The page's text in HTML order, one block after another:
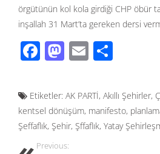
örgütünün kol kola girdiği CHP öbür
inşallah 31 Mart’ta gereken dersi
F
e
b
o
o
M
to
d
o
n
E
ail ar
e
Etiketler: AK PARTİ, Akıllı Şehirler,
kentsel dönüşüm, manifesto,
Şeffaflık, Şehir, Şffaflık, Yatay
Previous: